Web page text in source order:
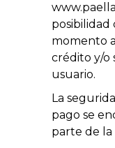
momento
crédito y/o
usuario.
La
pago se
parte de la